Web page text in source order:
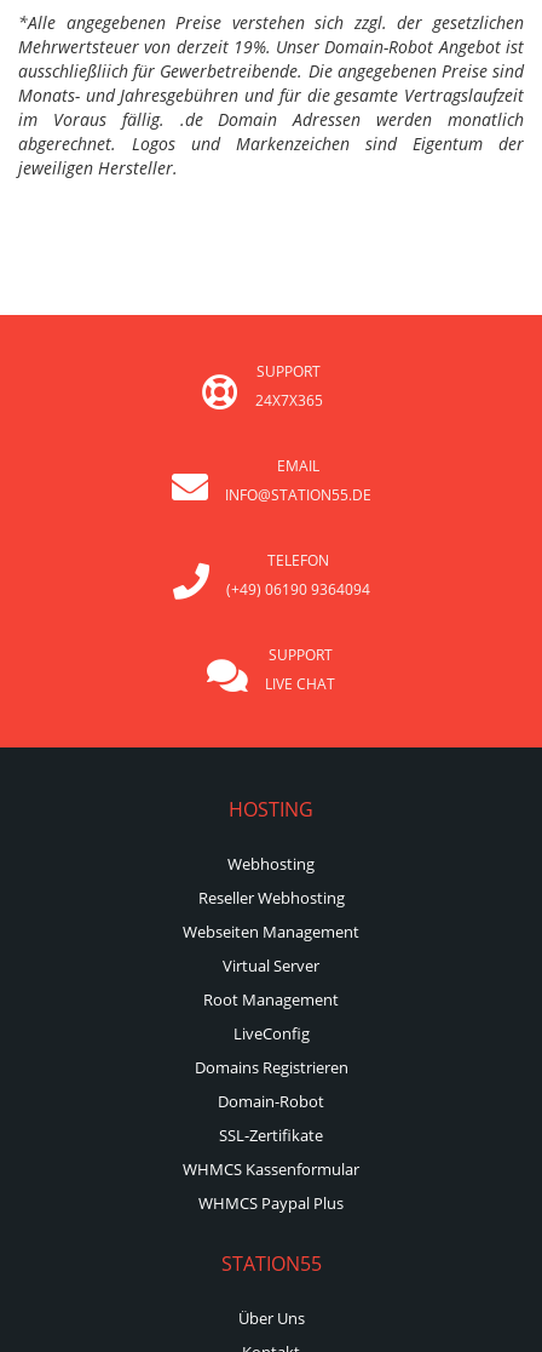
*Alle angegebenen Preise verstehen sich zzgl. der gesetzlichen
Mehrwertsteuer von derzeit 19%. Unser Domain-Robot Angebot ist
ausschließliich für Gewerbetreibende. Die angegebenen Preise sind
Monats- und Jahresgebühren und für die gesamte Vertragslaufzeit
im Voraus fällig. .de Domain Adressen werden monatlich
abgerechnet. Logos und Markenzeichen sind Eigentum der
jeweiligen Hersteller.
SUPPORT
24X7X365
EMAIL
INFO@STATION55.DE
TELEFON
(+49) 06190 9364094
SUPPORT
LIVE CHAT
HOSTING
Webhosting
Reseller Webhosting
Webseiten Management
Virtual Server
Root Management
LiveConfig
Domains Registrieren
Domain-Robot
SSL-Zertifikate
WHMCS Kassenformular
WHMCS Paypal Plus
STATION55
Über Uns